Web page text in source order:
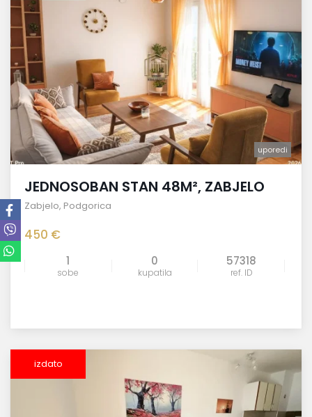
uporedi
JEDNOSOBAN STAN 48M², ZABJELO
Zabjelo, Podgorica
450 €
1
sobe
0
kupatila
57318
ref. ID
izdato